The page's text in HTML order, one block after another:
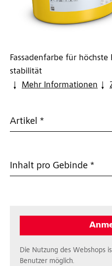
Fassadenfarbe für
stabilität
Mehr Informationen
Artikel *
Inhalt pro Gebinde *
Die Nutzung des Webshops
Benutzer möglich.